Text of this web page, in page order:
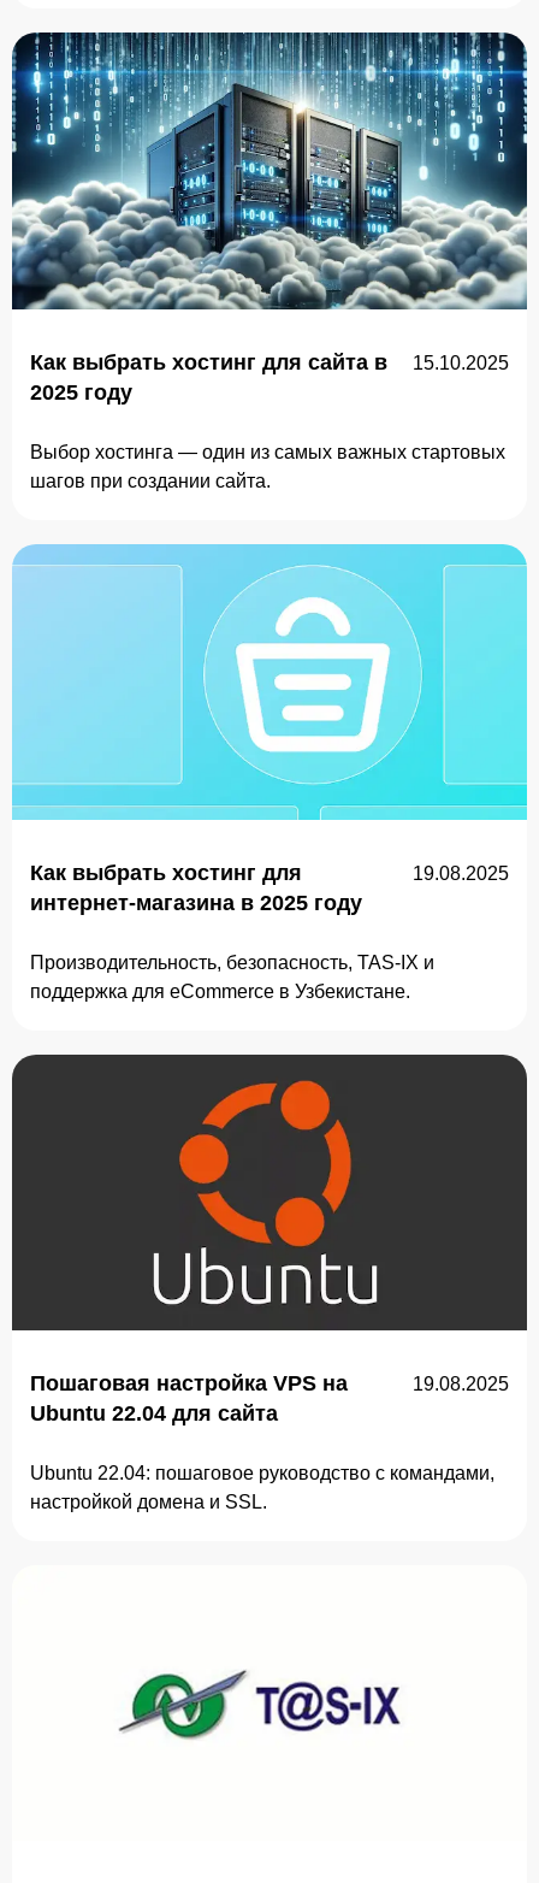
Как выбрать хостинг для сайта в
2025 году
15.10.2025
Выбор хостинга — один из самых важных стартовых
шагов при создании сайта.
Как выбрать хостинг для
интернет-магазина в 2025 году
19.08.2025
Производительность, безопасность, TAS-IX и
поддержка для eCommerce в Узбекистане.
Пошаговая настройка VPS на
Ubuntu 22.04 для сайта
19.08.2025
Ubuntu 22.04: пошаговое руководство с командами,
настройкой домена и SSL.